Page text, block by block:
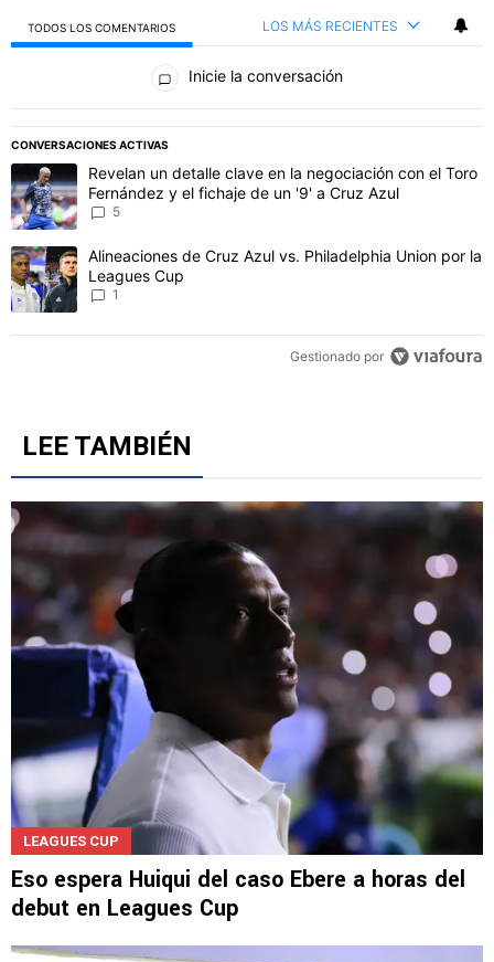
TODOS LOS COMENTARIOS LOS MÁS RECIENTES
Todos los comentarios
Inicie la conversación
CONVERSACIONES ACTIVAS
Este listado muestra los artículos con más comentarios en los
Un artículo de tendencia con el título "Revelan un detalle clave
Revelan un detalle clave en la negociación con el Toro
Fernández y el fichaje de un '9' a Cruz Azul
5
Un artículo de tendencia con el título "Alineaciones de Cruz Azul
Alineaciones de Cruz Azul vs. Philadelphia Union por la
Leagues Cup
1
Gestionado por
LEE TAMBIÉN
LEAGUES CUP
Eso espera Huiqui del caso Ebere a horas del
debut en Leagues Cup